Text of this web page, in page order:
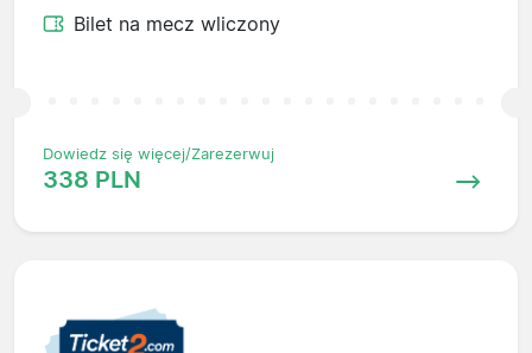
Bilet na mecz wliczony
Dowiedz się więcej/Zarezerwuj
338 PLN